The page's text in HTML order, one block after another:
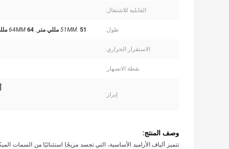
القابلية للاشتعال:
طول: 51MM. 51 مللي متر. 64MM 64 مللي متر
الاستقرار الحراري:
نقطة الانصهار:
إبراز:
وصف المنتج: